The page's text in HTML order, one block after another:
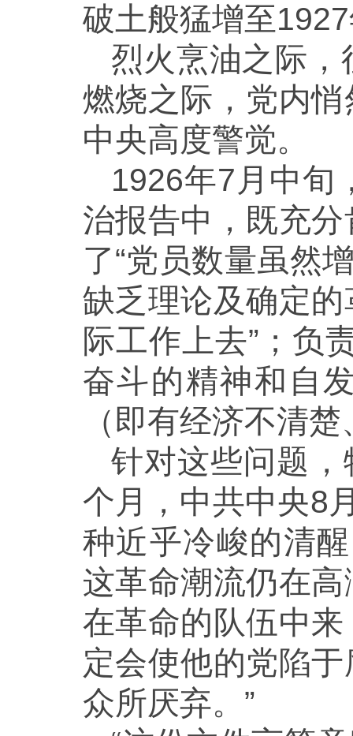
破土般猛增至
烈火烹油之际
燃烧之际，党内
中央高度警觉。
1926年7月中旬
治报告中，既充
了“党员数量虽然
缺乏理论及确定
际工作上去”；负
奋斗的精神和自
（即有经济不清
针对这些问题，
个月，中共中央8
种近乎冷峻的清
这革命潮流仍在
在革命的队伍中
定会使他的党陷
众所厌弃。”